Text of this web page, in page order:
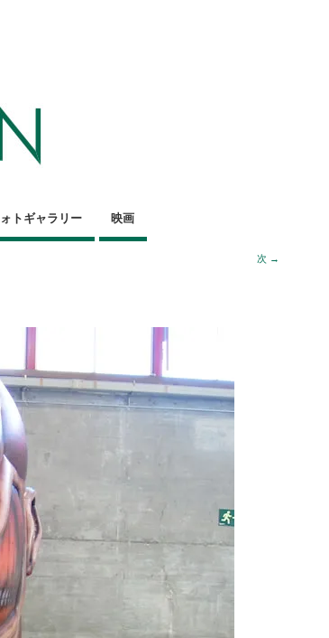
トギャラリー 映画
次 →